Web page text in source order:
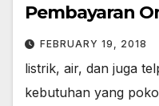
Pembayaran
FEBRUARY 19, 2018
listrik, air, dan juga
kebutuhan yang